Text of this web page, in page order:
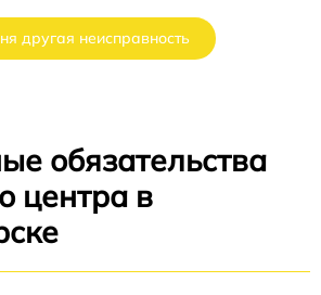
другая неисправность
обязательства
центра в